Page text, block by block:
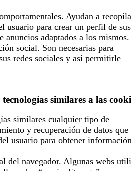
Ayudan a
usuario para crear un perfil de sus
anuncios adaptados a los mismos.
social. Son necesarias para
redes sociales y así permitirle
similares a las
similares cualquier tipo de
y recuperación de datos que
usuario para obtener
del navegador. Algunas webs